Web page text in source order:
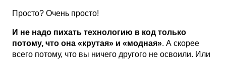
Просто? Очень просто!
И не надо пихать технологию в код только
потому, что она «крутая» и «модная». А скорее
всего потому, что вы ничего другого не освоили. Или